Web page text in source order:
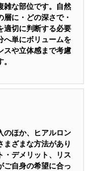
雑な部位です。自然
に・どの深さで・
適切に判断する必要
へ単にボリュームを
スや立体感まで考慮
のほか、ヒアルロン
まざまな方法があり
・デメリット、リス
ご自身の希望に合っ